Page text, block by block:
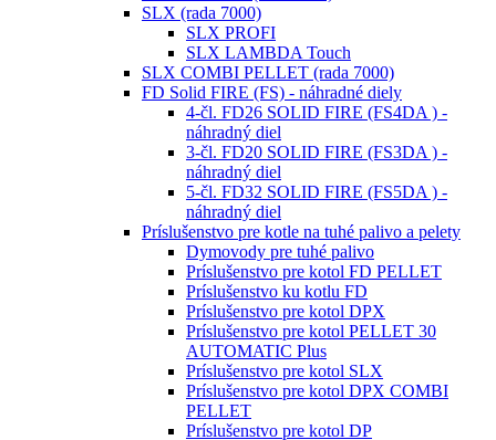
SLX (rada 7000)
SLX PROFI
SLX LAMBDA Touch
SLX COMBI PELLET (rada 7000)
FD Solid FIRE (FS) - náhradné diely
4-čl. FD26 SOLID FIRE (FS4DA ) -
náhradný diel
3-čl. FD20 SOLID FIRE (FS3DA ) -
náhradný diel
5-čl. FD32 SOLID FIRE (FS5DA ) -
náhradný diel
Príslušenstvo pre kotle na tuhé palivo a pelety
Dymovody pre tuhé palivo
Príslušenstvo pre kotol FD PELLET
Príslušenstvo ku kotlu FD
Príslušenstvo pre kotol DPX
Príslušenstvo pre kotol PELLET 30
AUTOMATIC Plus
Príslušenstvo pre kotol SLX
Príslušenstvo pre kotol DPX COMBI
PELLET
Príslušenstvo pre kotol DP